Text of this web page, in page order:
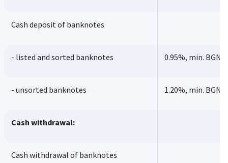
Cash deposit of banknotes
- listed and sorted banknotes 0.95%, min. BGN
- unsorted banknotes 1.20%, min. BGN
Cash withdrawal:
Cash withdrawal of banknotes